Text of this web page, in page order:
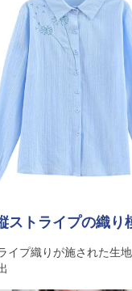
ストライプの織り
イプ織りが施された生